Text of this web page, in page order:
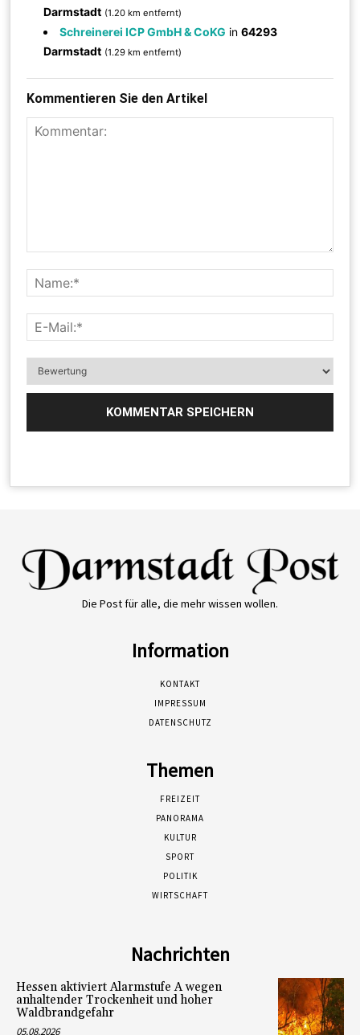
Darmstadt (1.20 km entfernt)
Schreinerei ICP GmbH & CoKG in64293
Darmstadt (1.29 km entfernt)
Kommentieren Sie den Artikel
Die Post für alle, die mehr wissen wollen.
Information
KONTAKT
IMPRESSUM
DATENSCHUTZ
Themen
FREIZEIT
PANORAMA
KULTUR
SPORT
POLITIK
WIRTSCHAFT
Nachrichten
Hessen aktiviert Alarmstufe A wegen
anhaltender Trockenheit und hoher
Waldbrandgefahr
05.08.2026